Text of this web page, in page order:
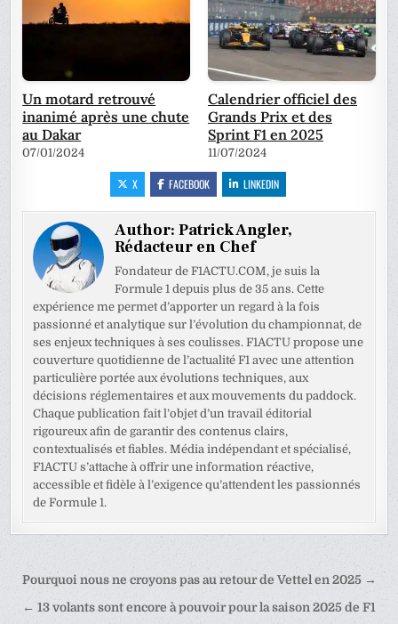
Un motard retrouvé
inanimé après une chute
au Dakar
07/01/2024
Calendrier officiel des
Grands Prix et des
Sprint F1 en 2025
11/07/2024
X FACEBOOK LINKEDIN
Author:Patrick Angler,
Rédacteur en Chef
Fondateur de F1ACTU.COM, je suis la
Formule 1 depuis plus de 35 ans. Cette
expérience me permet d’apporter un regard à la fois
passionné et analytique sur l’évolution du championnat, de
ses enjeux techniques à ses coulisses. F1ACTU propose une
couverture quotidienne de l’actualité F1 avec une attention
particulière portée aux évolutions techniques, aux
décisions réglementaires et aux mouvements du paddock.
Chaque publication fait l’objet d’un travail éditorial
rigoureux afin de garantir des contenus clairs,
contextualisés et fiables. Média indépendant et spécialisé,
F1ACTU s’attache à offrir une information réactive,
accessible et fidèle à l’exigence qu’attendent les passionnés
de Formule 1.
Navigation
de
Pourquoi nous ne croyons pas au retour de Vettel en 2025 →
← 13 volants sont encore à pouvoir pour la saison 2025 de F1